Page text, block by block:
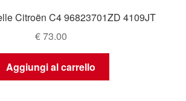
Citroën C4 96823701ZD 4109JT
€73.00
Aggiungi al carrello